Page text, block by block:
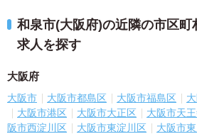
和泉市(大阪府)の近隣の市区
求人を探す
大阪府
大阪市 大阪市都島区 大阪市福島区
大阪市港区
大阪市大正区 大阪市天
阪市西淀川区
大阪市東淀川区 大阪市